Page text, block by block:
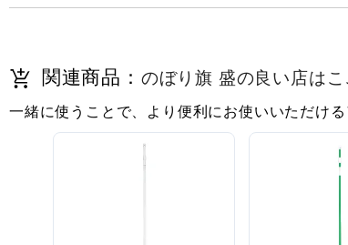
関連商品： のぼり旗 盛の良い店は
一緒に使うことで、より便利にお使いいただけ